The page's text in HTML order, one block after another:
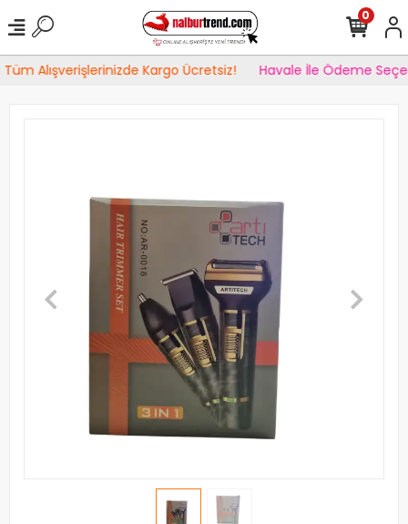
Alışverişlerinizde Kargo Ücretsiz! Havale İle Ödeme
0